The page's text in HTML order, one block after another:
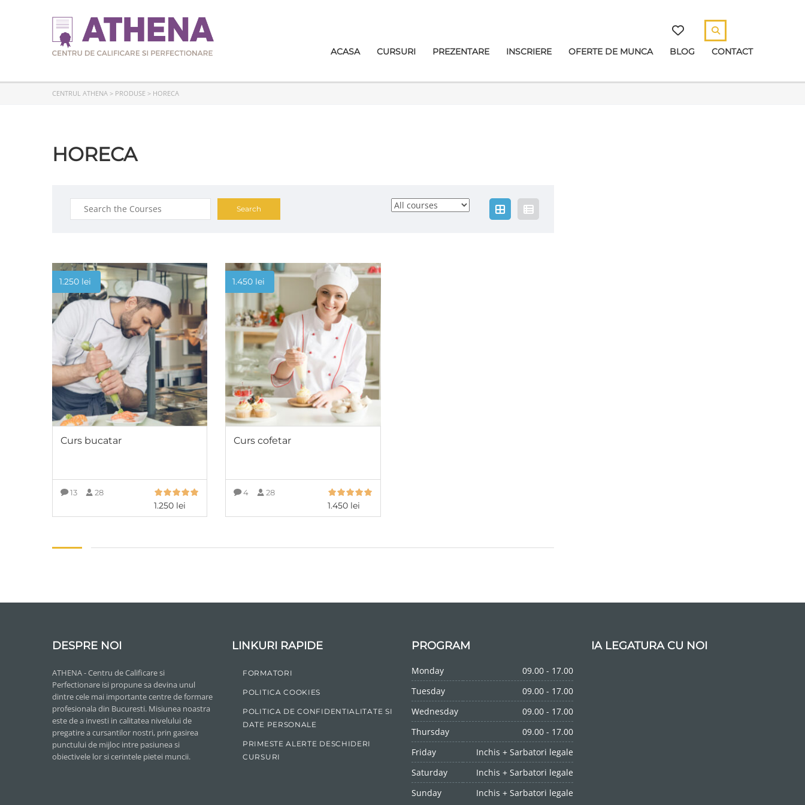
ACASA CURSURI PREZENTARE INSCRIERE OFERTE DE MUNCA BLOG CONTACT
CENTRUL ATHENA > PRODUSE > HORECA
HORECA
Search
for:
1.250 lei
Curs bucatar
13 28
1.250 lei
1.450 lei
Curs cofetar
4 28
1.450 lei
DESPRE NOI
ATHENA - Centru de Calificare si
Perfectionare isi propune sa devina unul
dintre cele mai importante centre de formare
profesionala din Bucuresti. Misiunea noastra
este de a investi in calitatea nivelului de
pregatire a cursantilor nostri, prin gasirea
punctului de mijloc intre pasiunea si
obiectivele lor si cerintele pietei muncii.
LINKURI RAPIDE
FORMATORI
POLITICA COOKIES
POLITICA DE CONFIDENTIALITATE SI
DATE PERSONALE
PRIMESTE ALERTE DESCHIDERI
CURSURI
PROGRAM
Monday
09.00 - 17.00
Tuesday
09.00 - 17.00
Wednesday
09.00 - 17.00
Thursday
09.00 - 17.00
Friday
Inchis + Sarbatori legale
Saturday
Inchis + Sarbatori legale
Sunday
Inchis + Sarbatori legale
IA LEGATURA CU NOI